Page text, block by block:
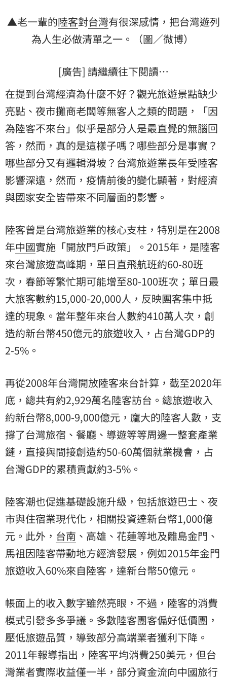
▲老一輩的陸客對台灣有很深感情，把台灣遊列
為人生必做清單之一。（圖／微博）
[廣告] 請繼續往下閱讀…
在提到台灣經濟為什麼不好？觀光旅遊景點缺少
亮點、夜市攤商老闆等無客人之類的問題，「因
為陸客不來台」似乎是部分人是最直覺的無腦回
答，然而，真的是這樣子嗎？哪些部分是事實？
哪些部分又有邏輯滑坡？台灣旅遊業長年受陸客
影響深遠，然而，疫情前後的變化顯著，對經濟
與國家安全皆帶來不同層面的影響。
陸客曾是台灣旅遊業的核心支柱，特別是在2008
年中國實施「開放門戶政策」。2015年，是陸客
來台灣旅遊高峰期，單日直飛航班約60-80班
次，春節等繁忙期可能增至80-100班次；單日最
大旅客數約15,000-20,000人，反映團客集中抵
達的現象。當年整年來台人數約410萬人次，創
造約新台幣450億元的旅遊收入，占台灣GDP的
2-5%。
再從2008年台灣開放陸客來台計算，截至2020年
底，總共有約2,929萬名陸客訪台。總旅遊收入
約新台幣8,000-9,000億元，龐大的陸客人數，支
撐了台灣旅宿、餐廳、導遊等等周邊一整套產業
鏈，直接與間接創造約50-60萬個就業機會，占
台灣GDP的累積貢獻約3-5%。
陸客潮也促進基礎設施升級，包括旅遊巴士、夜
市與住宿業現代化，相關投資達新台幣1,000億
元。此外， 台南 、高雄、花蓮等地及離島金門、
馬祖因陸客帶動地方經濟發展，例如2015年金門
旅遊收入60%來自陸客，達新台幣50億元。
帳面上的收入數字雖然亮眼，不過，陸客的消費
模式引發多多爭議。多數陸客團客偏好低價團，
壓低旅遊品質，導致部分高端業者獲利下降。
2011年報導指出，陸客平均消費250美元，但台
灣業者實際收益僅一半，部分資金流向中國旅行